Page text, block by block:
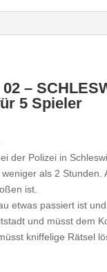
–
5 Spieler
der Polizei in
als 2
ist.
etwas passiert ist
und müsst dem
kniffelige Rätsel